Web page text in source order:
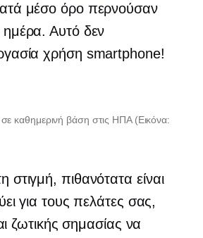
μέσο όρο περνούσαν
Αυτό δεν
χρήση smartphone!
καθημερινή βάση στις ΗΠΑ (Εικόνα:
πιθανότατα είναι
για τους πελάτες σας,
ζωτικής σημασίας να